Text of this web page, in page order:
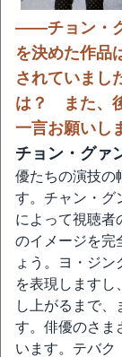
――チョン・
を決めた作品
されていまし
は？ また、
一言お願いし
チョン・グァ
優たちの演技の
す。チャン・グ
によって視聴者
のイメージを完
ょう。ヨ・ジ
を表現しますし
し上がるまで
す。俳優のさま
います。テバク